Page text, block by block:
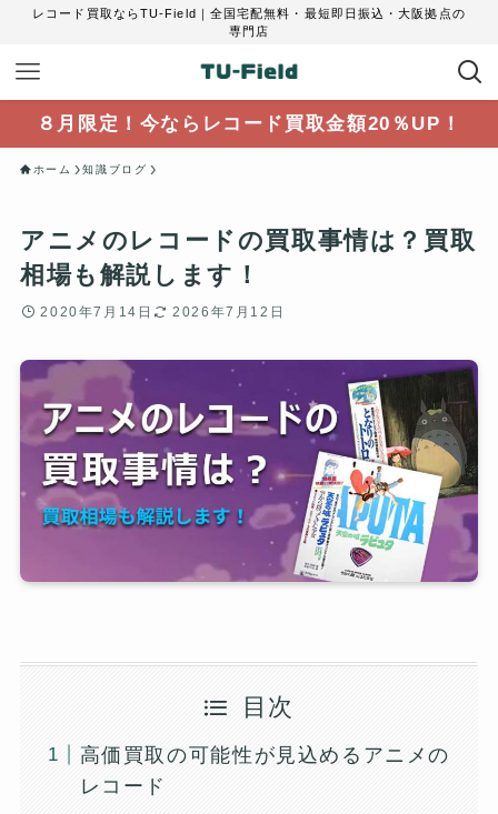
レコード買取ならTU-Field｜全国宅配無料・最短即日振込・大阪拠点の
専門店
８月限定！今ならレコード買取金額20％UP！
ホーム 知識ブログ
アニメのレコードの買取事情は？買取
相場も解説します！
2020年7月14日 2026年7月12日
目次
高価買取の可能性が見込めるアニメの
レコード